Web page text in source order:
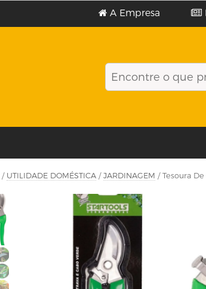
A Empresa
/ UTILIDADE DOMÉSTICA / JARDINAGEM / Tesoura